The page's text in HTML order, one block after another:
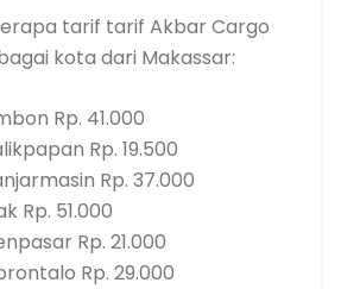
tarif tarif Akbar Cargo
kota dari Makassar:
Rp. 41.000
Rp. 19.500
Rp. 37.000
Rp. 51.000
Rp. 21.000
Rp. 29.000